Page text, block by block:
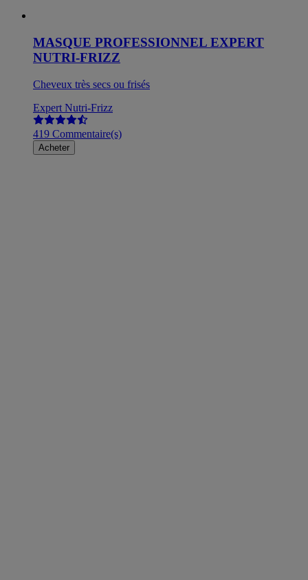
MASQUE PROFESSIONNEL EXPERT
NUTRI-FRIZZ
Cheveux très secs ou frisés
Expert Nutri-Frizz
419 Commentaire(s)
Acheter